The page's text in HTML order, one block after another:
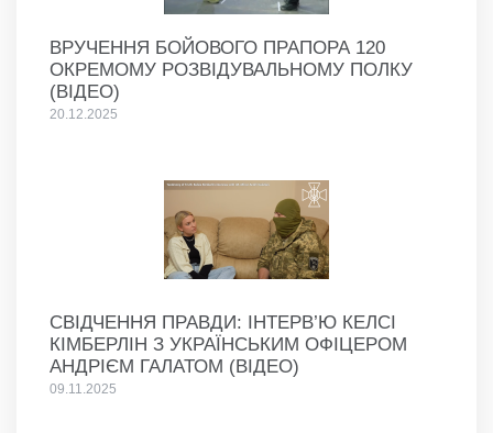
ВРУЧЕННЯ БОЙОВОГО ПРАПОРА 120
ОКРЕМОМУ РОЗВІДУВАЛЬНОМУ ПОЛКУ
(ВІДЕО)
20.12.2025
СВІДЧЕННЯ ПРАВДИ: ІНТЕРВ’Ю КЕЛСІ
КІМБЕРЛІН З УКРАЇНСЬКИМ ОФІЦЕРОМ
АНДРІЄМ ГАЛАТОМ (ВІДЕО)
09.11.2025